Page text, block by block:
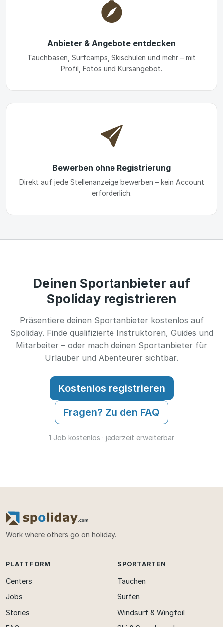
Anbieter & Angebote entdecken
Tauchbasen, Surfcamps, Skischulen und mehr – mit
Profil, Fotos und Kursangebot.
Bewerben ohne Registrierung
Direkt auf jede Stellenanzeige bewerben – kein Account
erforderlich.
Deinen Sportanbieter auf
Spoliday registrieren
Präsentiere deinen Sportanbieter kostenlos auf
Spoliday. Finde qualifizierte Instruktoren, Guides und
Mitarbeiter – oder mach deinen Sportanbieter für
Urlauber und Abenteurer sichtbar.
Kostenlos registrieren
Fragen? Zu den FAQ
1 Job kostenlos · jederzeit erweiterbar
Work where others go on holiday.
PLATTFORM
Centers
Jobs
Stories
SPORTARTEN
Tauchen
Surfen
Windsurf & Wingfoil